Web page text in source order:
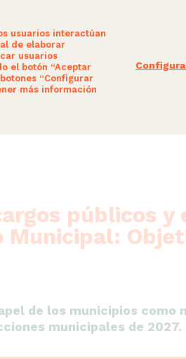
PROPUESTAS
usuarios interactúan
de elaborar
usuarios
el botón “Aceptar
“Configurar
más información
públicos
Municipal:
de los municipios
municipales de 2027.